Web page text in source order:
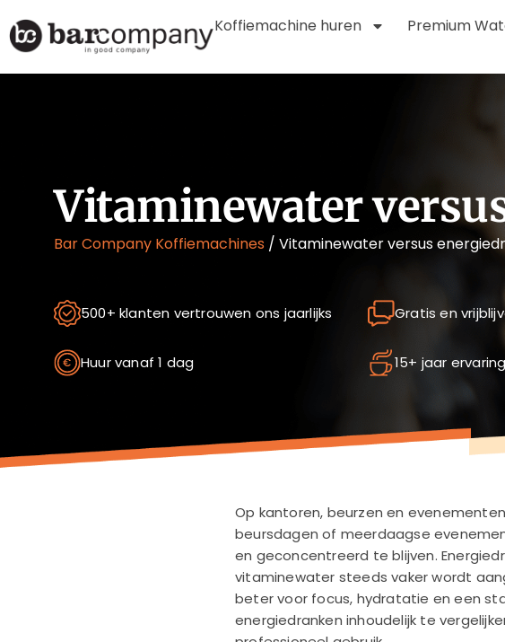
Koffiemachine huren Premium
Vitaminewater
Bar Company Koffiemachines / Vitaminewater versus
500+ klanten vertrouwen ons jaarlijks Gratis en
Huur vanaf 1 dag 15+ jaar ervaring
Op kantoren, beurzen en
beursdagen of meerdaagse
en geconcentreerd te blijven.
vitaminewater steeds vaker wordt
beter voor focus, hydratatie en een
energiedranken inhoudelijk te